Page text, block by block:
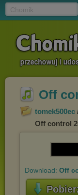
Off
tomek500ec
Off control
Download: Off